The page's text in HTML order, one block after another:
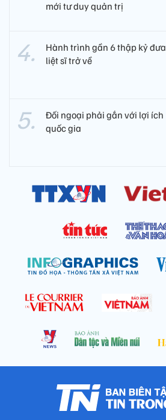
mới tư duy quản trị
Hành trình gần 6 thập kỷ đưa
liệt sĩ trở về
Đối ngoại phải gắn với lợi ích
quốc gia